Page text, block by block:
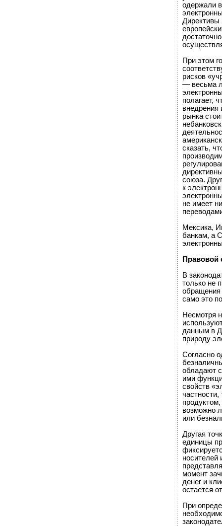
одержали
Директивы
При этом
рисков
— весьма
полагает,
внедрения
рынка
сказать,
союза.
к
не имеет
Мексика,
банкам, а
Правовой
В
только не
обращения
само это
Несмотря
данным в
природу
Согласно
обладают
ими
свойств
возможно
или
Другая
единицы
носителей
момент
денег и
остается
При